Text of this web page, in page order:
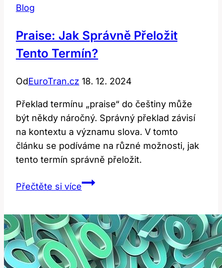
Blog
Praise: Jak Správně Přeložit
Tento Termín?
OdEuroTran.cz 18. 12. 2024
Překlad termínu „praise“ do češtiny může
být někdy náročný. Správný překlad závisí
na kontextu a významu slova. V tomto
článku se podíváme na různé možnosti, jak
tento termín správně přeložit.
Přečtěte si vícePraise:
Přeložit
Tento
Termín?